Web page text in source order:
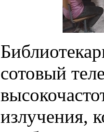
сотовый
излучения,